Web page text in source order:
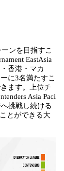
ンを目指すこ
EastAsia
香港・マカ
に3名満たすこ
ます。上位チ
Asia Paci
挑戦し続ける
とができる大